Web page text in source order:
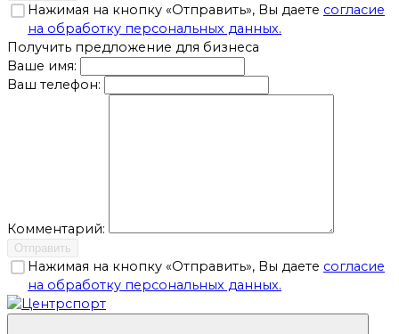
Нажимая на кнопку «Отправить», Вы даете согласие
на обработку персональных данных.
Получить предложение для бизнеса
Ваше имя:
Ваш телефон:
Комментарий:
Отправить
Нажимая на кнопку «Отправить», Вы даете согласие
на обработку персональных данных.